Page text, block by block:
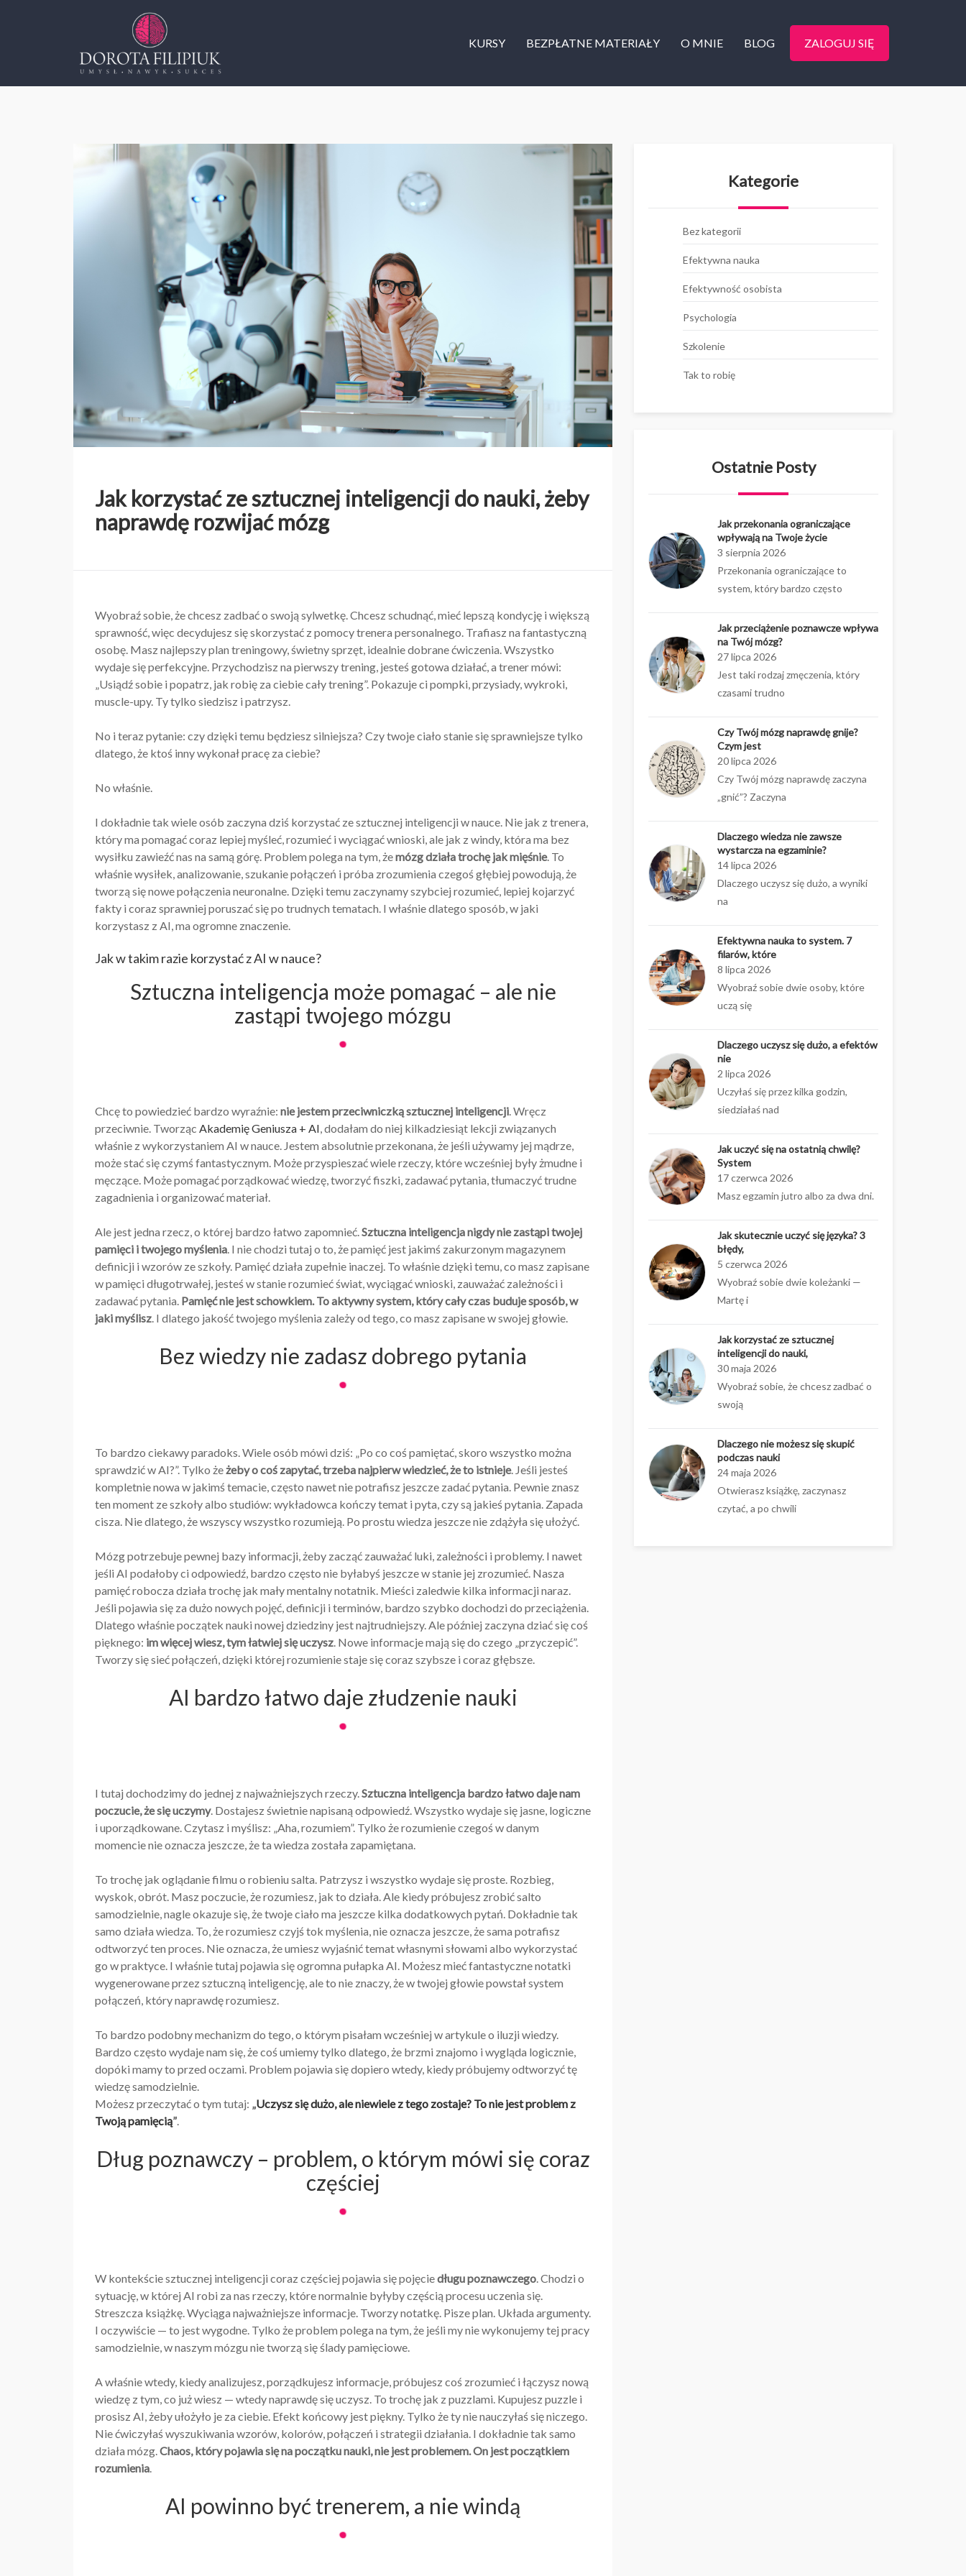
KURSY BEZPŁATNE MATERIAŁY O MNIE BLOG ZALOGUJ SIĘ
Jak korzystać ze sztucznej inteligencji do nauki, żeby
naprawdę rozwijać mózg
Wyobraź sobie, że chcesz zadbać o swoją sylwetkę. Chcesz schudnąć, mieć lepszą kondycję i większą
sprawność, więc decydujesz się skorzystać z pomocy trenera personalnego. Trafiasz na fantastyczną
osobę. Masz najlepszy plan treningowy, świetny sprzęt, idealnie dobrane ćwiczenia. Wszystko
wydaje się perfekcyjne. Przychodzisz na pierwszy trening, jesteś gotowa działać, a trener mówi:
„Usiądź sobie i popatrz, jak robię za ciebie cały trening”. Pokazuje ci pompki, przysiady, wykroki,
muscle-upy. Ty tylko siedzisz i patrzysz.
No i teraz pytanie: czy dzięki temu będziesz silniejsza? Czy twoje ciało stanie się sprawniejsze tylko
dlatego, że ktoś inny wykonał pracę za ciebie?
No właśnie.
I dokładnie tak wiele osób zaczyna dziś korzystać ze sztucznej inteligencji w nauce. Nie jak z trenera,
który ma pomagać coraz lepiej myśleć, rozumieć i wyciągać wnioski, ale jak z windy, która ma bez
wysiłku zawieźć nas na samą górę. Problem polega na tym, żemózg działa trochę jak mięśnie. To
właśnie wysiłek, analizowanie, szukanie połączeń i próba zrozumienia czegoś głębiej powodują, że
tworzą się nowe połączenia neuronalne. Dzięki temu zaczynamy szybciej rozumieć, lepiej kojarzyć
fakty i coraz sprawniej poruszać się po trudnych tematach. I właśnie dlatego sposób, w jaki
korzystasz z AI, ma ogromne znaczenie.
Jak w takim razie korzystać z AI w nauce?
Sztuczna inteligencja może pomagać – ale nie
zastąpi twojego mózgu
Chcę to powiedzieć bardzo wyraźnie: nie jestem przeciwniczką sztucznej inteligencji. Wręcz
przeciwnie. Tworząc Akademię Geniusza + AI, dodałam do niej kilkadziesiąt lekcji związanych
właśnie z wykorzystaniem AI w nauce. Jestem absolutnie przekonana, że jeśli używamy jej mądrze,
może stać się czymś fantastycznym. Może przyspieszać wiele rzeczy, które wcześniej były żmudne i
męczące. Może pomagać porządkować wiedzę, tworzyć fiszki, zadawać pytania, tłumaczyć trudne
zagadnienia i organizować materiał.
Ale jest jedna rzecz, o której bardzo łatwo zapomnieć.Sztuczna inteligencja nigdy nie zastąpi twojej
pamięci i twojego myślenia. I nie chodzi tutaj o to, że pamięć jest jakimś zakurzonym magazynem
definicji i wzorów ze szkoły. Pamięć działa zupełnie inaczej. To właśnie dzięki temu, co masz zapisane
w pamięci długotrwałej, jesteś w stanie rozumieć świat, wyciągać wnioski, zauważać zależności i
zadawać pytania. Pamięć nie jest schowkiem. To aktywny system, który cały czas buduje sposób, w
jaki myślisz. I dlatego jakość twojego myślenia zależy od tego, co masz zapisane w swojej głowie.
Bez wiedzy nie zadasz dobrego pytania
To bardzo ciekawy paradoks. Wiele osób mówi dziś: „Po co coś pamiętać, skoro wszystko można
sprawdzić w AI?”. Tylko żeżeby o coś zapytać, trzeba najpierw wiedzieć, że to istnieje. Jeśli jesteś
kompletnie nowa w jakimś temacie, często nawet nie potrafisz jeszcze zadać pytania. Pewnie znasz
ten moment ze szkoły albo studiów: wykładowca kończy temat i pyta, czy są jakieś pytania. Zapada
cisza. Nie dlatego, że wszyscy wszystko rozumieją. Po prostu wiedza jeszcze nie zdążyła się ułożyć.
Mózg potrzebuje pewnej bazy informacji, żeby zacząć zauważać luki, zależności i problemy. I nawet
jeśli AI podałoby ci odpowiedź, bardzo często nie byłabyś jeszcze w stanie jej zrozumieć. Nasza
pamięć robocza działa trochę jak mały mentalny notatnik. Mieści zaledwie kilka informacji naraz.
Jeśli pojawia się za dużo nowych pojęć, definicji i terminów, bardzo szybko dochodzi do przeciążenia.
Dlatego właśnie początek nauki nowej dziedziny jest najtrudniejszy. Ale później zaczyna dziać się coś
pięknego: im więcej wiesz, tym łatwiej się uczysz . Nowe informacje mają się do czego „przyczepić”.
Tworzy się sieć połączeń, dzięki której rozumienie staje się coraz szybsze i coraz głębsze.
AI bardzo łatwo daje złudzenie nauki
I tutaj dochodzimy do jednej z najważniejszych rzeczy.Sztuczna inteligencja bardzo łatwo daje nam
poczucie, że się uczymy. Dostajesz świetnie napisaną odpowiedź. Wszystko wydaje się jasne, logiczne
i uporządkowane. Czytasz i myślisz: „Aha, rozumiem”. Tylko że rozumienie czegoś w danym
momencie nie oznacza jeszcze, że ta wiedza została zapamiętana.
To trochę jak oglądanie filmu o robieniu salta. Patrzysz i wszystko wydaje się proste. Rozbieg,
wyskok, obrót. Masz poczucie, że rozumiesz, jak to działa. Ale kiedy próbujesz zrobić salto
samodzielnie, nagle okazuje się, że twoje ciało ma jeszcze kilka dodatkowych pytań. Dokładnie tak
samo działa wiedza. To, że rozumiesz czyjś tok myślenia, nie oznacza jeszcze, że sama potrafisz
odtworzyć ten proces. Nie oznacza, że umiesz wyjaśnić temat własnymi słowami albo wykorzystać
go w praktyce. I właśnie tutaj pojawia się ogromna pułapka AI. Możesz mieć fantastyczne notatki
wygenerowane przez sztuczną inteligencję, ale to nie znaczy, że w twojej głowie powstał system
połączeń, który naprawdę rozumiesz.
To bardzo podobny mechanizm do tego, o którym pisałam wcześniej w artykule o iluzji wiedzy.
Bardzo często wydaje nam się, że coś umiemy tylko dlatego, że brzmi znajomo i wygląda logicznie,
dopóki mamy to przed oczami. Problem pojawia się dopiero wtedy, kiedy próbujemy odtworzyć tę
wiedzę samodzielnie.
Możesz przeczytać o tym tutaj: „Uczysz się dużo, ale niewiele z tego zostaje? To nie jest problem z
Twoją pamięcią”.
Dług poznawczy – problem, o którym mówi się coraz
częściej
W kontekście sztucznej inteligencji coraz częściej pojawia się pojęciedługu poznawczego. Chodzi o
sytuację, w której AI robi za nas rzeczy, które normalnie byłyby częścią procesu uczenia się.
Streszcza książkę. Wyciąga najważniejsze informacje. Tworzy notatkę. Pisze plan. Układa argumenty.
I oczywiście — to jest wygodne. Tylko że problem polega na tym, że jeśli my nie wykonujemy tej pracy
samodzielnie, w naszym mózgu nie tworzą się ślady pamięciowe.
A właśnie wtedy, kiedy analizujesz, porządkujesz informacje, próbujesz coś zrozumieć i łączysz nową
wiedzę z tym, co już wiesz — wtedy naprawdę się uczysz. To trochę jak z puzzlami. Kupujesz puzzle i
prosisz AI, żeby ułożyło je za ciebie. Efekt końcowy jest piękny. Tylko że ty nie nauczyłaś się niczego.
Nie ćwiczyłaś wyszukiwania wzorów, kolorów, połączeń i strategii działania. I dokładnie tak samo
działa mózg.Chaos, który pojawia się na początku nauki, nie jest problemem. On jest początkiem
rozumienia.
AI powinno być trenerem, a nie windą
Kategorie
Bez kategorii
Efektywna nauka
Efektywność osobista
Psychologia
Szkolenie
Tak to robię
Ostatnie Posty
Jak przekonania ograniczające
wpływają na Twoje życie
3 sierpnia 2026
Przekonania ograniczające to
system, który bardzo często
Jak przeciążenie poznawcze wpływa
na Twój mózg?
27 lipca 2026
Jest taki rodzaj zmęczenia, który
czasami trudno
Czy Twój mózg naprawdę gnije?
Czym jest
20 lipca 2026
Czy Twój mózg naprawdę zaczyna
„gnić”? Zaczyna
Dlaczego wiedza nie zawsze
wystarcza na egzaminie?
14 lipca 2026
Dlaczego uczysz się dużo, a wyniki
na
Efektywna nauka to system. 7
filarów, które
8 lipca 2026
Wyobraź sobie dwie osoby, które
uczą się
Dlaczego uczysz się dużo, a efektów
nie
2 lipca 2026
Uczyłaś się przez kilka godzin,
siedziałaś nad
Jak uczyć się na ostatnią chwilę?
System
17 czerwca 2026
Masz egzamin jutro albo za dwa dni.
Jak skutecznie uczyć się języka? 3
błędy,
5 czerwca 2026
Wyobraź sobie dwie koleżanki —
Martę i
Jak korzystać ze sztucznej
inteligencji do nauki,
30 maja 2026
Wyobraź sobie, że chcesz zadbać o
swoją
Dlaczego nie możesz się skupić
podczas nauki
24 maja 2026
Otwierasz książkę, zaczynasz
czytać, a po chwili